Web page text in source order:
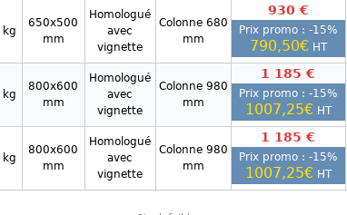
kg
650x500
mm
Homologué
avec
vignette
Colonne 680
mm
930 €
Prix promo : -15%
790,50€ HT
kg
800x600
mm
Homologué
avec
vignette
Colonne 980
mm
1 185 €
Prix promo : -15%
1007,25€ HT
kg
800x600
mm
Homologué
avec
vignette
Colonne 980
mm
1 185 €
Prix promo : -15%
1007,25€ HT